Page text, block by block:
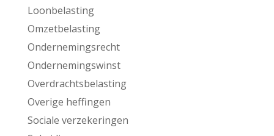
Loonbelasting
Omzetbelasting
Ondernemingsrecht
Ondernemingswinst
Overdrachtsbelasting
Overige heffingen
Sociale verzekeringen